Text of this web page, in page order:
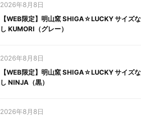
2026年8月8日
【WEB限定】明山窯 SHIGA☆LUCKY サイズな
し KUMORI（グレー）
2026年8月8日
【WEB限定】明山窯 SHIGA☆LUCKY サイズな
し NINJA（黒）
2026年8月8日